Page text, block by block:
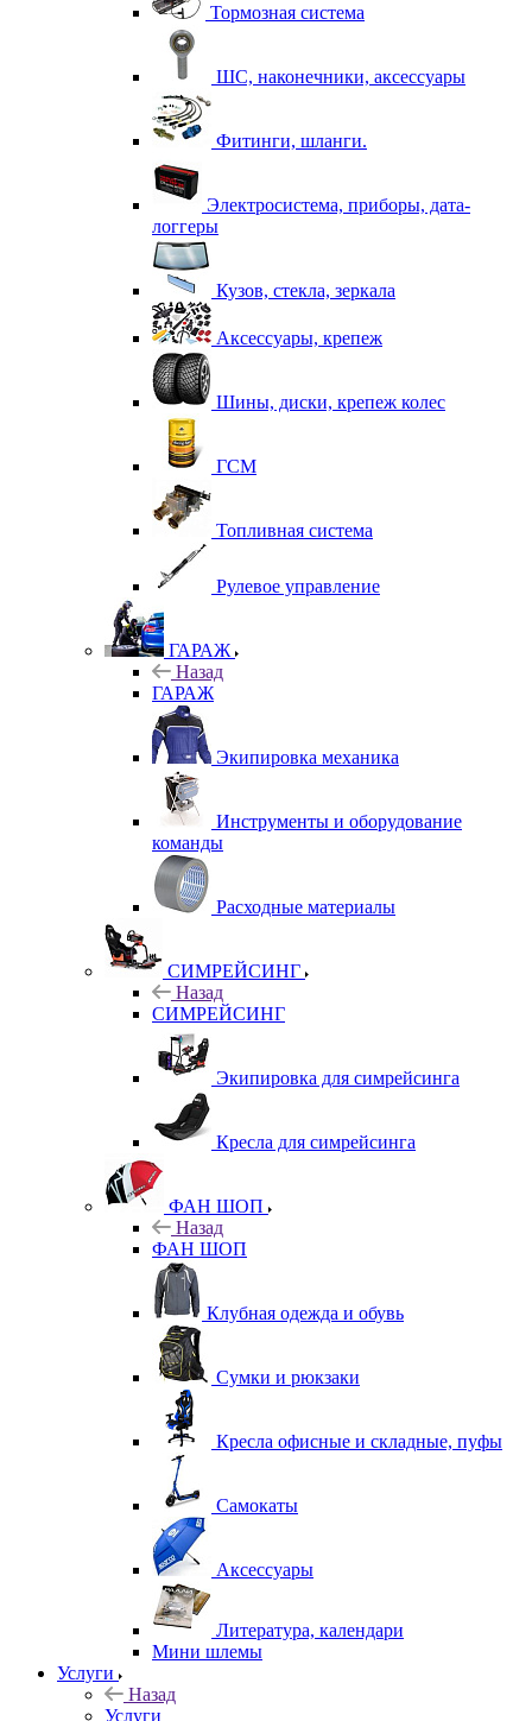
Тормозная система
ШС, наконечники, аксессуары
Фитинги, шланги.
Электросистема, приборы, дата-
логгеры
Кузов, стекла, зеркала
Аксессуары, крепеж
Шины, диски, крепеж колес
ГСМ
Топливная система
Рулевое управление
ГАРАЖ
Назад
ГАРАЖ
Экипировка механика
Инструменты и оборудование
команды
Расходные материалы
СИМРЕЙСИНГ
Назад
СИМРЕЙСИНГ
Экипировка для симрейсинга
Кресла для симрейсинга
ФАН ШОП
Назад
ФАН ШОП
Клубная одежда и обувь
Сумки и рюкзаки
Кресла офисные и складные, пуфы
Самокаты
Аксессуары
Литература, календари
Мини шлемы
Услуги
Назад
Услуги